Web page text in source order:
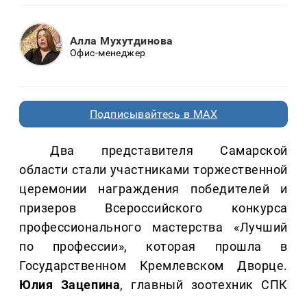
Алла Мухутдинова
Офис-менеджер
Подписывайтесь в MAX
Два представителя Самарской
области стали участниками торжественной
церемонии награждения победителей и
призеров Всероссийского конкурса
профессионального мастерства «Лучший
по профессии», которая прошла в
Государственном Кремлевском Дворце.
Юлия Зацепина, главный зоотехник СПК